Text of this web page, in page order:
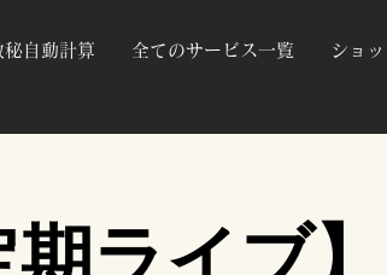
秘自動計算 全てのサービス一覧 ショ